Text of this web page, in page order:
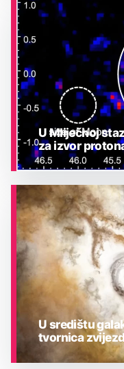
ASTRONOMIJA
ASTRONOMIJA
U Mliječnoj
za izvor
U središtu
tvornica